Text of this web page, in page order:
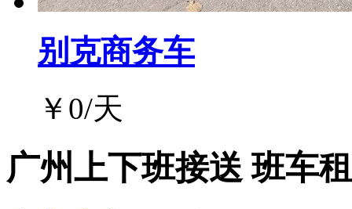
别克商务车
￥ 0/天
广州上下班接送 班车